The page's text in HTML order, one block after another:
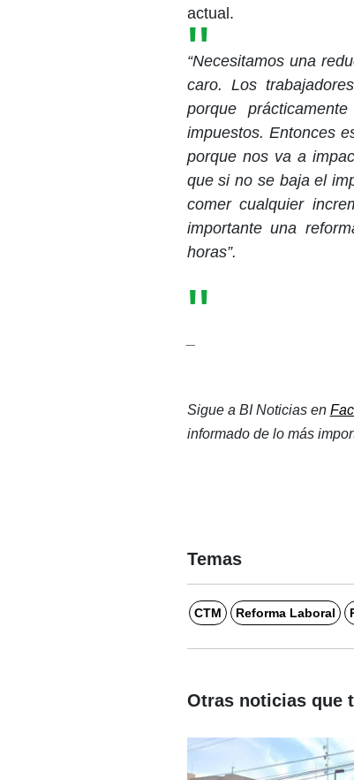
actual.
“Necesitamos una
caro. Los
porque
impuestos. Entonces
porque nos va a
que si no se baja el
comer cualquier
importante una
horas”.
Sigue a BI Noticias en
informado de lo más
Temas
CTM Reforma Laboral
Otras noticias que